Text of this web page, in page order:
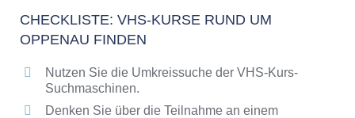
CHECKLISTE: VHS-KURSE RUND UM
OPPENAU FINDEN
Nutzen Sie die Umkreissuche der VHS-Kurs-
Suchmaschinen.
Denken Sie über die Teilnahme an einem